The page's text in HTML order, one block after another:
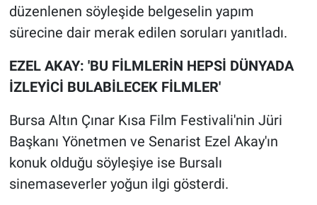
düzenlenen söyleşide belgeselin yapım
sürecine dair merak edilen soruları yanıtladı.
EZEL AKAY: 'BU FİLMLERİN HEPSİ DÜNYADA
İZLEYİCİ BULABİLECEK FİLMLER'
Bursa Altın Çınar Kısa Film Festivali'nin Jüri
Başkanı Yönetmen ve Senarist Ezel Akay'ın
konuk olduğu söyleşiye ise Bursalı
sinemaseverler yoğun ilgi gösterdi.